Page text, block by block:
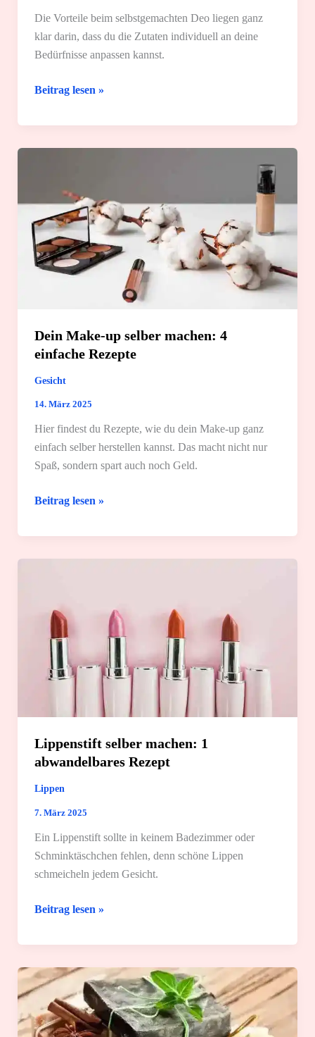
Die Vorteile beim selbstgemachten Deo liegen ganz
klar darin, dass du die Zutaten individuell an deine
Bedürfnisse anpassen kannst.
Natürliches
selber
Rezepte
Beitrag lesen »
Dein Make-up selber machen: 4
einfache Rezepte
Gesicht
14. März 2025
Hier findest du Rezepte, wie du dein Make-up ganz
einfach selber herstellen kannst. Das macht nicht nur
Spaß, sondern spart auch noch Geld.
Dein
up
einfache
Rezepte
Beitrag lesen »
Lippenstift selber machen: 1
abwandelbares Rezept
Lippen
7. März 2025
Ein Lippenstift sollte in keinem Badezimmer oder
Schminktäschchen fehlen, denn schöne Lippen
schmeicheln jedem Gesicht.
Lippenstift
machen:
abwandelbares
Rezept
Beitrag lesen »